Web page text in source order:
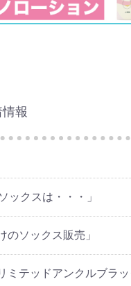
報
ックスは・・・」
ソックス販売」
テッドアンクルブラッ